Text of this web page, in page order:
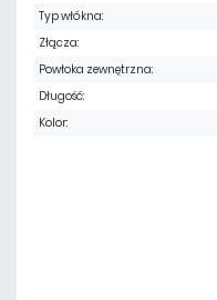
Typ włókna:
Złącza:
Powłoka zewnętrzna:
Długość:
Kolor: